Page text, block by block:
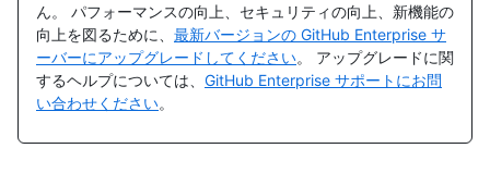
ん。 パフォーマンスの向上、セキュリティの向上、新機能の
向上を図るために、 最新バージョンの GitHub Enterprise サ
ーバーにアップグレードしてください。 アップグレードに関
するヘルプについては、 GitHub Enterprise サポートにお問
い合わせください。